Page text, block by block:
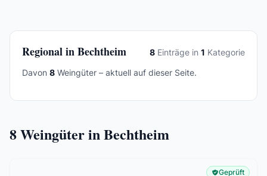
Regional in Bechtheim 8 Einträge in 1 Kategorie
Davon 8 Weingüter – aktuell auf dieser Seite.
8Weingüter in Bechtheim
Geprüft